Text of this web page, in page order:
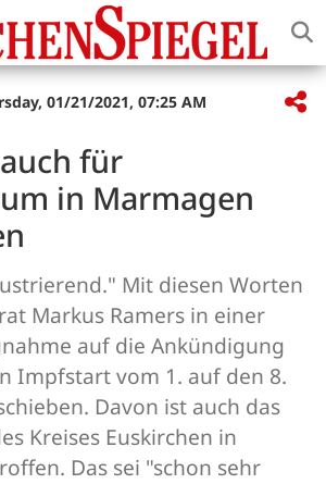
01/21/2021, 07:25 AM
für
in Marmagen
Mit diesen Worten
Markus Ramers in einer
auf die Ankündigung
Impfstart vom 1. auf den 8.
Davon ist auch das
Kreises Euskirchen in
Das sei "schon sehr